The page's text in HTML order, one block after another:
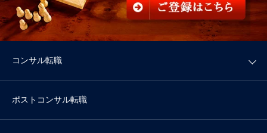
コンサル転職
ポストコンサル転職